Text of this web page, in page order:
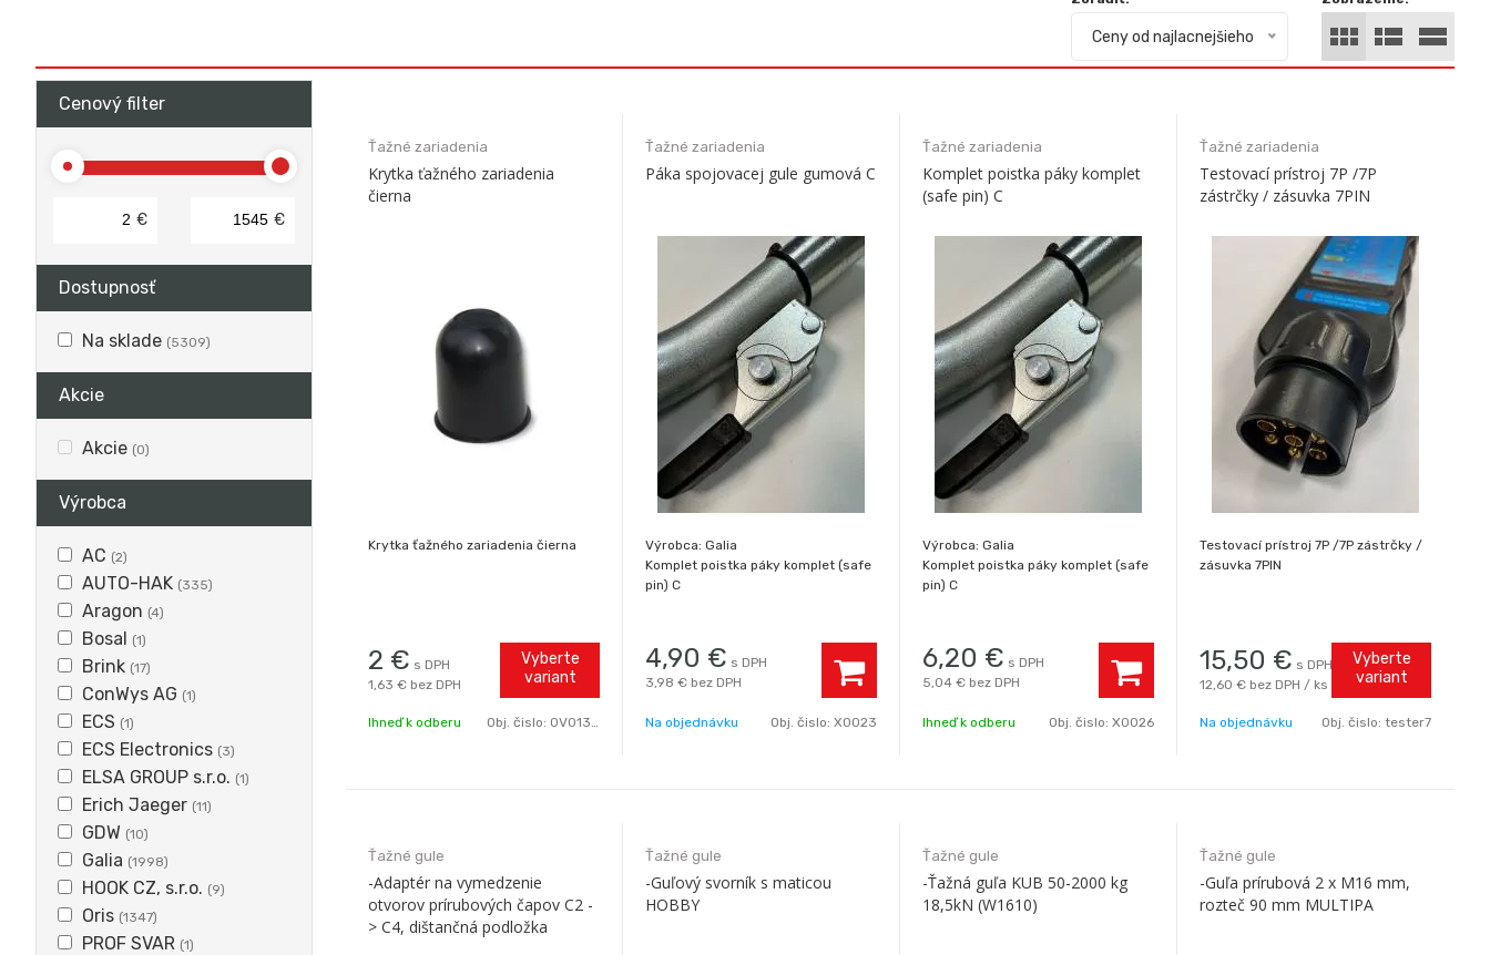
Ceny od najlacnejšieho
Cenový filter
€ €
Dostupnosť
Na sklade (5309)
Akcie
Akcie (0)
Výrobca
AC (2)
AUTO-HAK (335)
Aragon (4)
Bosal (1)
Brink (17)
ConWys AG (1)
ECS (1)
ECS Electronics (3)
ELSA GROUP s.r.o. (1)
Erich Jaeger (11)
GDW (10)
Galia (1998)
HOOK CZ, s.r.o. (9)
Oris (1347)
PROF SVAR (1)
Ťažné zariadenia
Krytka ťažného zariadenia
čierna
Krytka ťažného zariadenia čierna
2 € s DPH
1,63 € bez DPH
Vyberte
variant
Ihneď k odberu Obj. čislo: 0V013004
Ťažné zariadenia
Páka spojovacej gule gumová C
Výrobca: Galia
Komplet poistka páky komplet (safe
pin) C
4,90 € s DPH
3,98 € bez DPH
Na objednávku Obj. čislo: X0023
Ťažné zariadenia
Komplet poistka páky komplet
(safe pin) C
Výrobca: Galia
Komplet poistka páky komplet (safe
pin) C
6,20 € s DPH
5,04 € bez DPH
Ihneď k odberu Obj. čislo: X0026
Ťažné zariadenia
Testovací prístroj 7P /7P
zástrčky / zásuvka 7PIN
Testovací prístroj 7P /7P zástrčky /
zásuvka 7PIN
15,50 € s DPH / ks
12,60 € bez DPH / ks
Vyberte
variant
Na objednávku Obj. čislo: tester7
Ťažné gule
-Adaptér na vymedzenie
otvorov prírubových čapov C2 -
> C4, dištančná podložka
Ťažné gule
-Guľový svorník s maticou
HOBBY
Ťažné gule
-Ťažná guľa KUB 50-2000 kg
18,5kN (W1610)
Ťažné gule
-Guľa prírubová 2 x M16 mm,
rozteč 90 mm MULTIPA